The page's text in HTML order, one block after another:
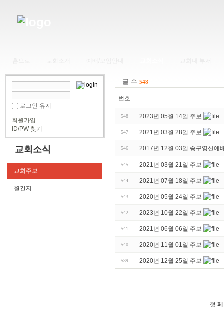
로그인 유지
회원가입
ID/PW 찾기
교회소식
교회주보
월간지
글 수 548
번호
548 2023년 05월 14일 주보
547 2021년 03월 28일 주보
546 2017년 12월 03일 송구영신예
545 2021년 03월 21일 주보
544 2021년 07월 18일 주보
543 2020년 05월 24일 주보
542 2023년 10월 22일 주보
541 2021년 06월 06일 주보
540 2020년 11월 01일 주보
539 2020년 12월 25일 주보
첫